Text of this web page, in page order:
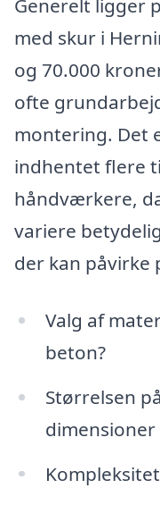
Generelt ligger
med skur i
og 70.000
ofte
montering. Det
indhentet flere
håndværkere,
variere
der kan påvirke
Valg af
beton?
Størrelsen
dimensioner